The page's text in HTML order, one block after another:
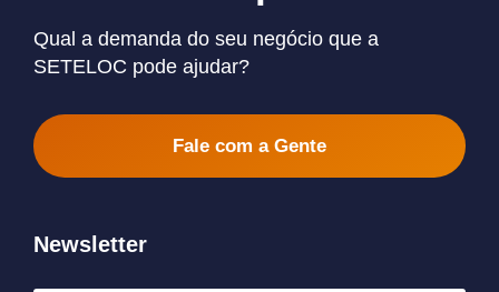
Qual a demanda do seu negócio que a
SETELOC pode ajudar?
Fale com a Gente
Newsletter